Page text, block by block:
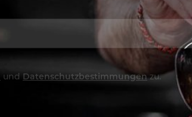
und Datenschutzbestimmungenzu.